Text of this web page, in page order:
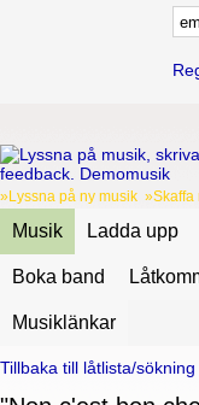
»Lyssna på ny musik
Musik Ladda upp
Boka band
Musiklänkar
Tillbaka till låtlista/sökning